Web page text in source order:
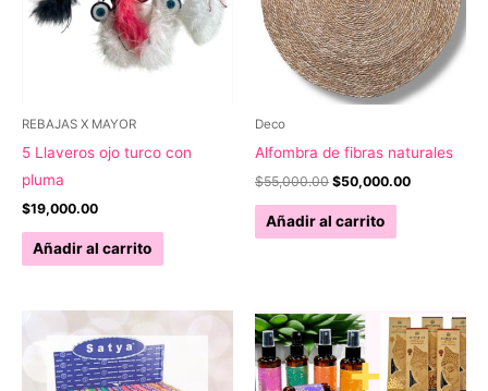
REBAJAS X MAYOR
5 Llaveros ojo turco con
pluma
$19,000.00
Añadir al carrito
Deco
Alfombra de fibras naturales
$55,000.00 El
original
era:
$50,000.00El
Añadir al carrito